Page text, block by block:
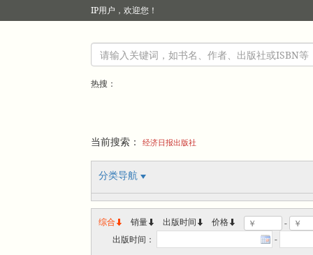
IP用户，欢迎您！
热搜：
当前搜索： 经济日报出版社
分类导航
综合 销量 出版时间  价格
-
出版时间：
-